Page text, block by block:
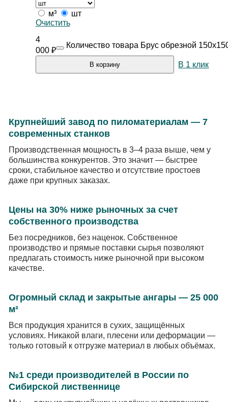
м³
шт
Очистить
4
000 ₽
Количество товара Брус обрезной
В корзину В 1 клик
Крупнейший завод по пиломатериалам — 7
современных станков
Производственная мощность в 3–4 раза выше, чем у
большинства конкурентов. Это значит — быстрее
сроки, стабильное качество и отсутствие простоев
даже при крупных заказах.
Цены на 30% ниже рыночных за счет
собственного производства
Без посредников, без наценок. Собственное
производство и прямые поставки сырья позволяют
предлагать стоимость ниже рыночной при высоком
качестве.
Огромный склад и закрытые ангары — 25 000
м²
Вся продукция хранится в сухих, защищённых
условиях. Никакой влаги, плесени или деформации —
только готовый к отгрузке материал в любых объёмах.
№1 среди производителей в России по
Сибирской лиственнице